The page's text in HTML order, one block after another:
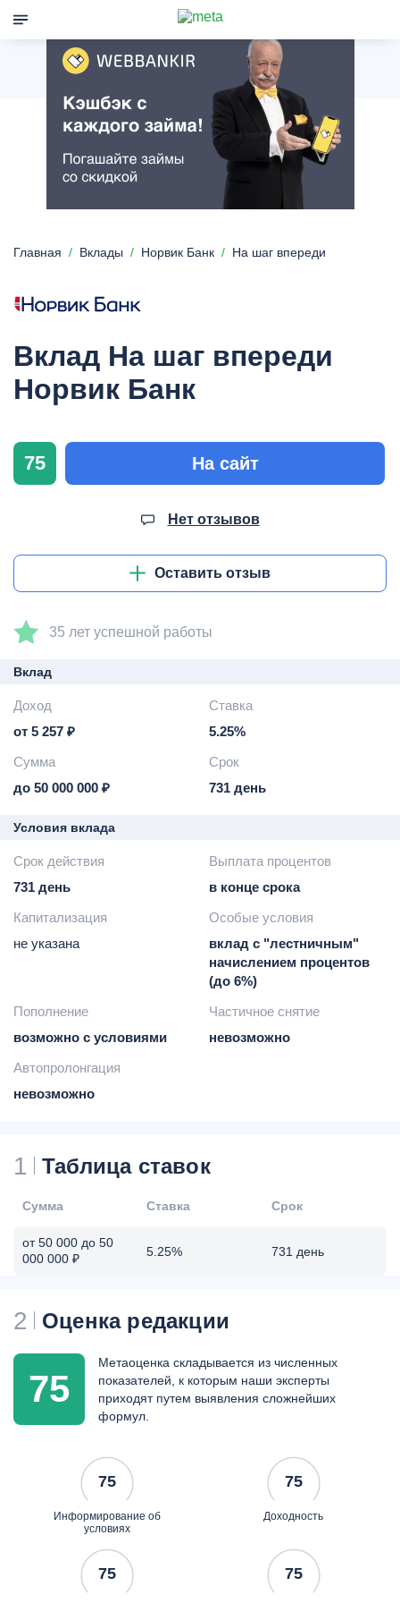
Главная Вклады Норвик Банк На шаг впереди
Вклад На шаг впереди
Норвик Банк
75 На сайт
Нет отзывов
Оставить отзыв
35 лет успешной работы
Вклад
Доход
от 5 257 ₽
Ставка
5.25%
Сумма
до 50 000 000 ₽
Срок
731 день
Условия вклада
Срок действия
731 день
Выплата процентов
в конце срока
Капитализация
не указана
Особые условия
вклад с "лестничным"
начислением процентов
(до 6%)
Пополнение
возможно с условиями
Частичное снятие
невозможно
Автопролонгация
невозможно
1 Таблица ставок
Сумма Ставка Срок
от 50 000 до 50
000 000 ₽
5.25% 731 день
2 Оценка редакции
75
Метаоценка складывается из численных
показателей, к которым наши эксперты
приходят путем выявления сложнейших
формул.
75
Информирование об
условиях
75
Доходность
75 75